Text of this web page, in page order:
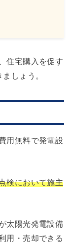
住宅購入を促す
ましょう。
用無料で発電設
検において施主
太陽光発電設備
用・売却できる